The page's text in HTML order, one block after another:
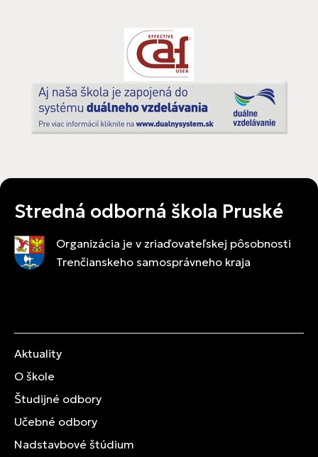
Stredná odborná škola Pruské
Organizácia je v zriaďovateľskej pôsobnosti
Trenčianskeho samosprávneho kraja
Aktuality
O škole
Študijné odbory
Učebné odbory
Nadstavbové štúdium